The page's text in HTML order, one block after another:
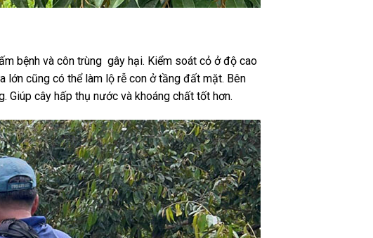
bệnh và côn trùng gây hại. Kiểm soát cỏ ở độ cao
lớn cũng có thể làm lộ rễ con ở tầng đất mặt. Bên
Giúp cây hấp thụ nước và khoáng chất tốt hơn.